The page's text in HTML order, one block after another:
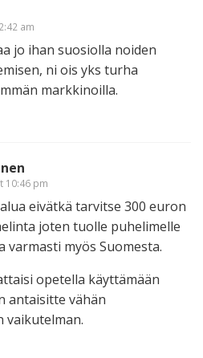
am
jo ihan suosiolla noiden
ni ois yks turha
markkinoilla.
10:46 pm
eivätkä tarvitse 300 euron
joten tuolle puhelimelle
varmasti myös Suomesta.
opetella käyttämään
antaisitte vähän
vaikutelman.